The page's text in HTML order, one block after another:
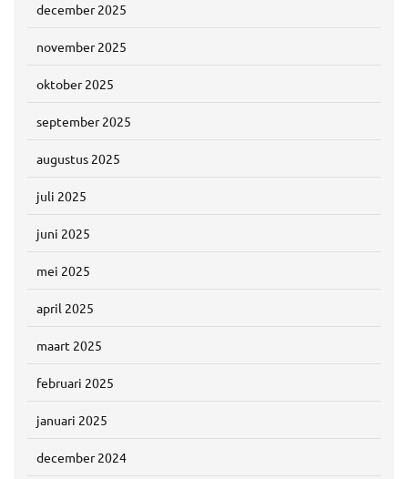
december 2025
november 2025
oktober 2025
september 2025
augustus 2025
juli 2025
juni 2025
mei 2025
april 2025
maart 2025
februari 2025
januari 2025
december 2024